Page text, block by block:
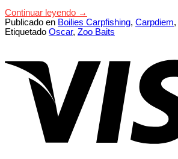
Continuar leyendo →
Publicado en Boilies Carpfishing, Carpdiem,
Etiquetado Oscar, Zoo Baits